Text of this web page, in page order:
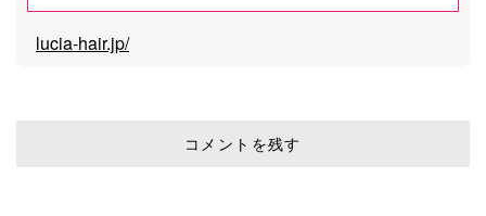
lucia-hair.jp/
コメントを残す